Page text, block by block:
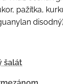
pažítka,
šalát